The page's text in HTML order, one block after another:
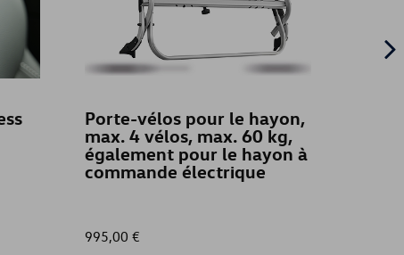
Porte-vélos pour le hayon,
max. 4 vélos, max. 60 kg,
également pour le hayon à
commande électrique
995,00 €